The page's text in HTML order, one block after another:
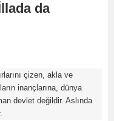
da
çizen, akla ve
inançlarına, dünya
devlet değildir. Aslında